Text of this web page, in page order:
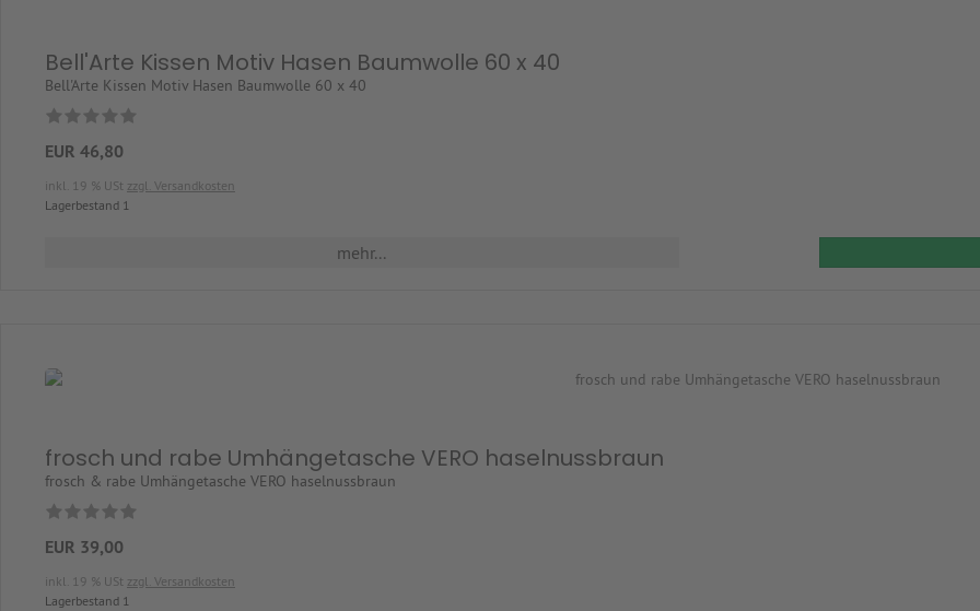
Bell'Arte Kissen Motiv Hasen Baumwolle 60 x 40
Bell'Arte Kissen Motiv Hasen Baumwolle 60 x 40
EUR 46,80
inkl. 19 % USt zzgl. Versandkosten
Lagerbestand 1
mehr...
frosch und rabe Umhängetasche VERO haselnussbraun
frosch & rabe Umhängetasche VERO haselnussbraun
EUR 39,00
inkl. 19 % USt zzgl. Versandkosten
Lagerbestand 1